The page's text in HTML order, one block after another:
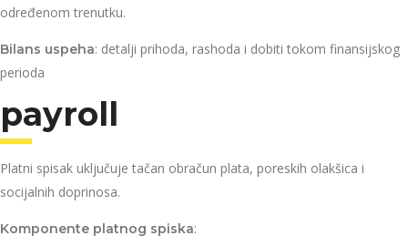
određenom trenutku.
Bilans uspeha: detalji prihoda, rashoda i dobiti tokom finansijskog
perioda
payroll
Platni spisak uključuje tačan obračun plata, poreskih olakšica i
socijalnih doprinosa.
Komponente platnog spiska: